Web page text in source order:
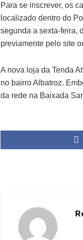
Para se inscrever, os
localizado dentro do
segunda a sexta-feira,
previamente pelo site
A nova loja da Tenda
no bairro Albatroz.
da rede na Baixada